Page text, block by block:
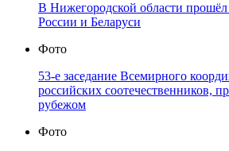
В Нижегородской области
России и Беларуси
Фото
53-е заседание Всемирного
российских соотечественников,
рубежом
Фото